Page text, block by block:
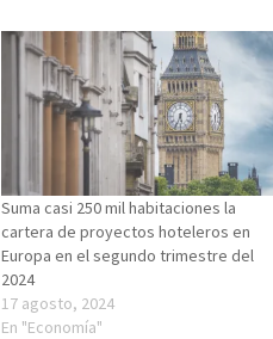
Suma casi 250 mil habitaciones la
cartera de proyectos hoteleros en
Europa en el segundo trimestre del
2024
17 agosto, 2024
En "Economía"